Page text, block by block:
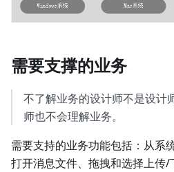
需要支撑的业务
不了解业务的设计师不是设计
师也不会理解业务。
需要支持的业务功能包括：从系
打开消息文件、拖拽和选择上传